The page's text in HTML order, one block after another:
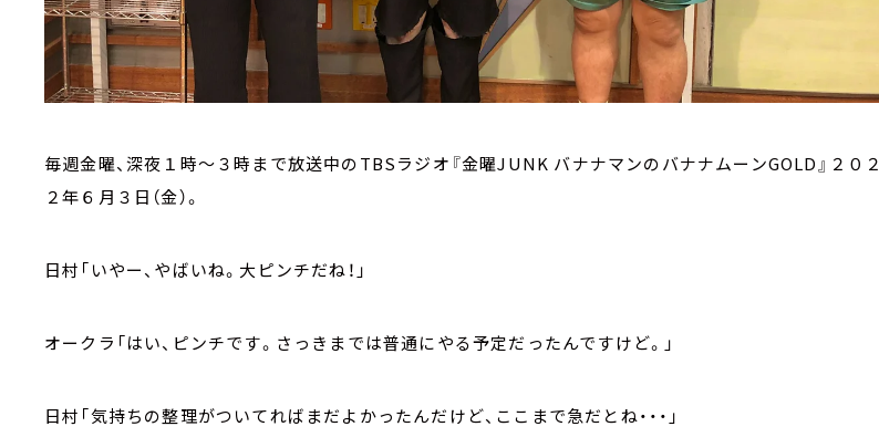
毎週金曜、深夜１時～３時まで放送中のTBSラジオ『金曜JUNK バナナマンのバナナムーンGOLD』２０２
２年６月３日（金）。
日村「いやー、やばいね。大ピンチだね！」
オークラ「はい、ピンチです。さっきまでは普通にやる予定だったんですけど。」
日村「気持ちの整理がついてればまだよかったんだけど、ここまで急だとね・・・」